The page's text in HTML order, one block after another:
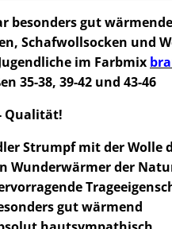
besonders gut
Schafwollsocken und
im Farbmix
35-38, 39-42 und 43-46
Qualität!
Strumpf mit der Wolle
Wunderwärmer der
gut wärmend